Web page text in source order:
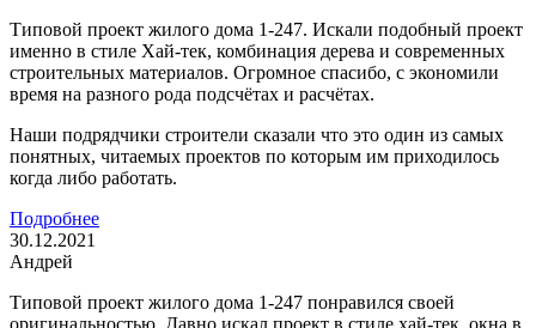
Типовой проект жилого дома 1-247. Искали подобный проект
именно в стиле Хай-тек, комбинация дерева и современных
строительных материалов. Огромное спасибо, с экономили
время на разного рода подсчётах и расчётах.
Наши подрядчики строители сказали что это один из самых
понятных, читаемых проектов по которым им приходилось
когда либо работать.
Подробнее
30.12.2021
Андрей
Типовой проект жилого дома 1-247 понравился своей
оригинальностью. Давно искал проект в стиле хай-тек, окна в